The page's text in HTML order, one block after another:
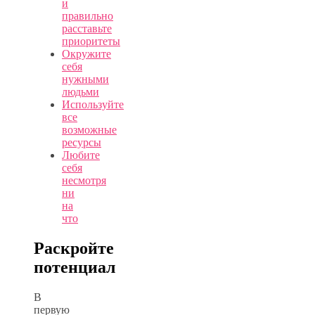
и
правильно
расставьте
приоритеты
Окружите
себя
нужными
людьми
Используйте
все
возможные
ресурсы
Любите
себя
несмотря
ни
на
что
Раскройте
потенциал
В
первую